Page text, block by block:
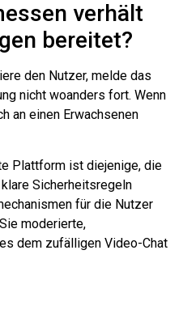
verhält
bereitet?
den Nutzer, melde das
nicht woanders fort. Wenn
an einen Erwachsenen
Plattform ist diejenige, die
Sicherheitsregeln
für die Nutzer
moderierte,
dem zufälligen Video-Chat